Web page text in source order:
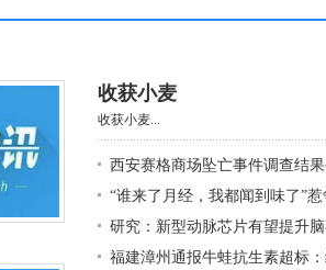
收获小麦
收获小麦...
西安赛格商场坠亡事件调查结
“谁来了月经，我都闻到味了”
研究：新型动脉芯片有望提升
福建漳州通报牛蛙抗生素超标